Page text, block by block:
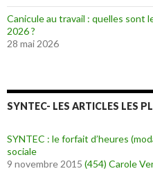
Canicule au travail : quelles sont
2026 ?
28 mai 2026
SYNTEC- LES ARTICLES LES
SYNTEC : le forfait d’heures
sociale
9 novembre 2015 (454) Carole